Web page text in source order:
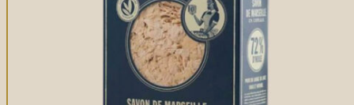
Vrac
Authentiques
Savons moulés
Beurre de Karité
Savons sur corde
Gommages
Savons en barre
Huiles